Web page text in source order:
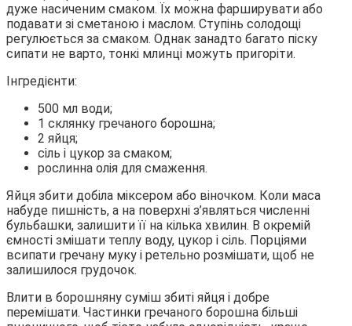
дуже насиченим смаком. Їх можна фарширувати або
подавати зі сметаною і маслом. Ступінь солодощі
регулюється за смаком. Однак занадто багато піску
сипати не варто, тонкі млинці можуть пригоріти.
Інгредієнти:
500 мл води;
1 склянку гречаного борошна;
2 яйця;
сіль і цукор за смаком;
рослинна олія для смаження.
Яйця збити добіла міксером або віночком. Коли маса
набуде пишність, а на поверхні з’являться численні
бульбашки, залишити її на кілька хвилин. В окремій
ємності змішати теплу воду, цукор і сіль. Порціями
всипати гречану муку і ретельно розмішати, щоб не
залишилося грудочок.
Влити в борошняну суміш збиті яйця і добре
перемішати. Частинки гречаного борошна більші